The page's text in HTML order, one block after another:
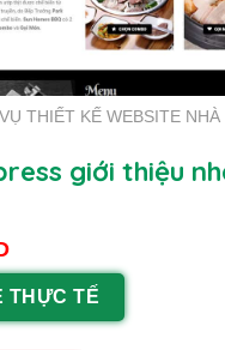
THIẾT KẾ WEBSITE NHÀ
giới thiệu
THỰC TẾ